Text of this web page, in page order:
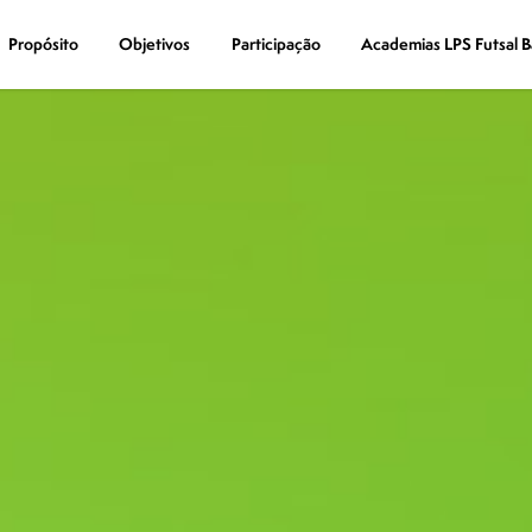
Propósito Objetivos Participação Academias LPS Futsal
Propósito Objetivos Participação Academias LPS Futsal